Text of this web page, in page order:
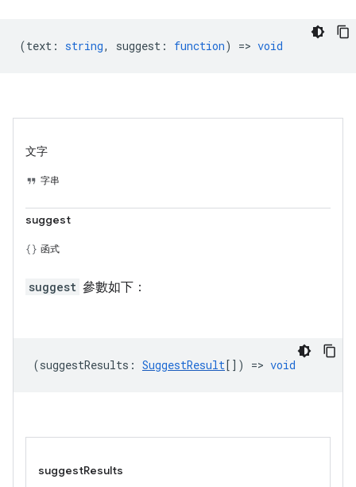
(text : string, suggest : function) => void
文字
字串
suggest
函式
suggest 參數如下：
(suggestResults : SuggestResult[]) => void
suggestResults